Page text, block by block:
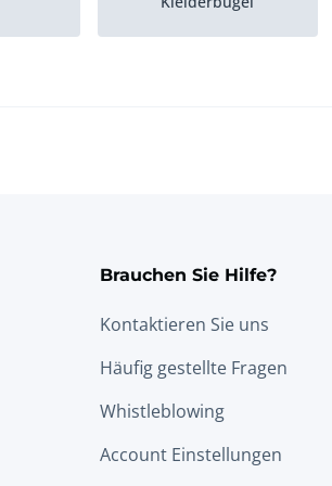
Brauchen Sie Hilfe?
Kontaktieren Sie uns
Häufig gestellte Fragen
Whistleblowing
Account Einstellungen